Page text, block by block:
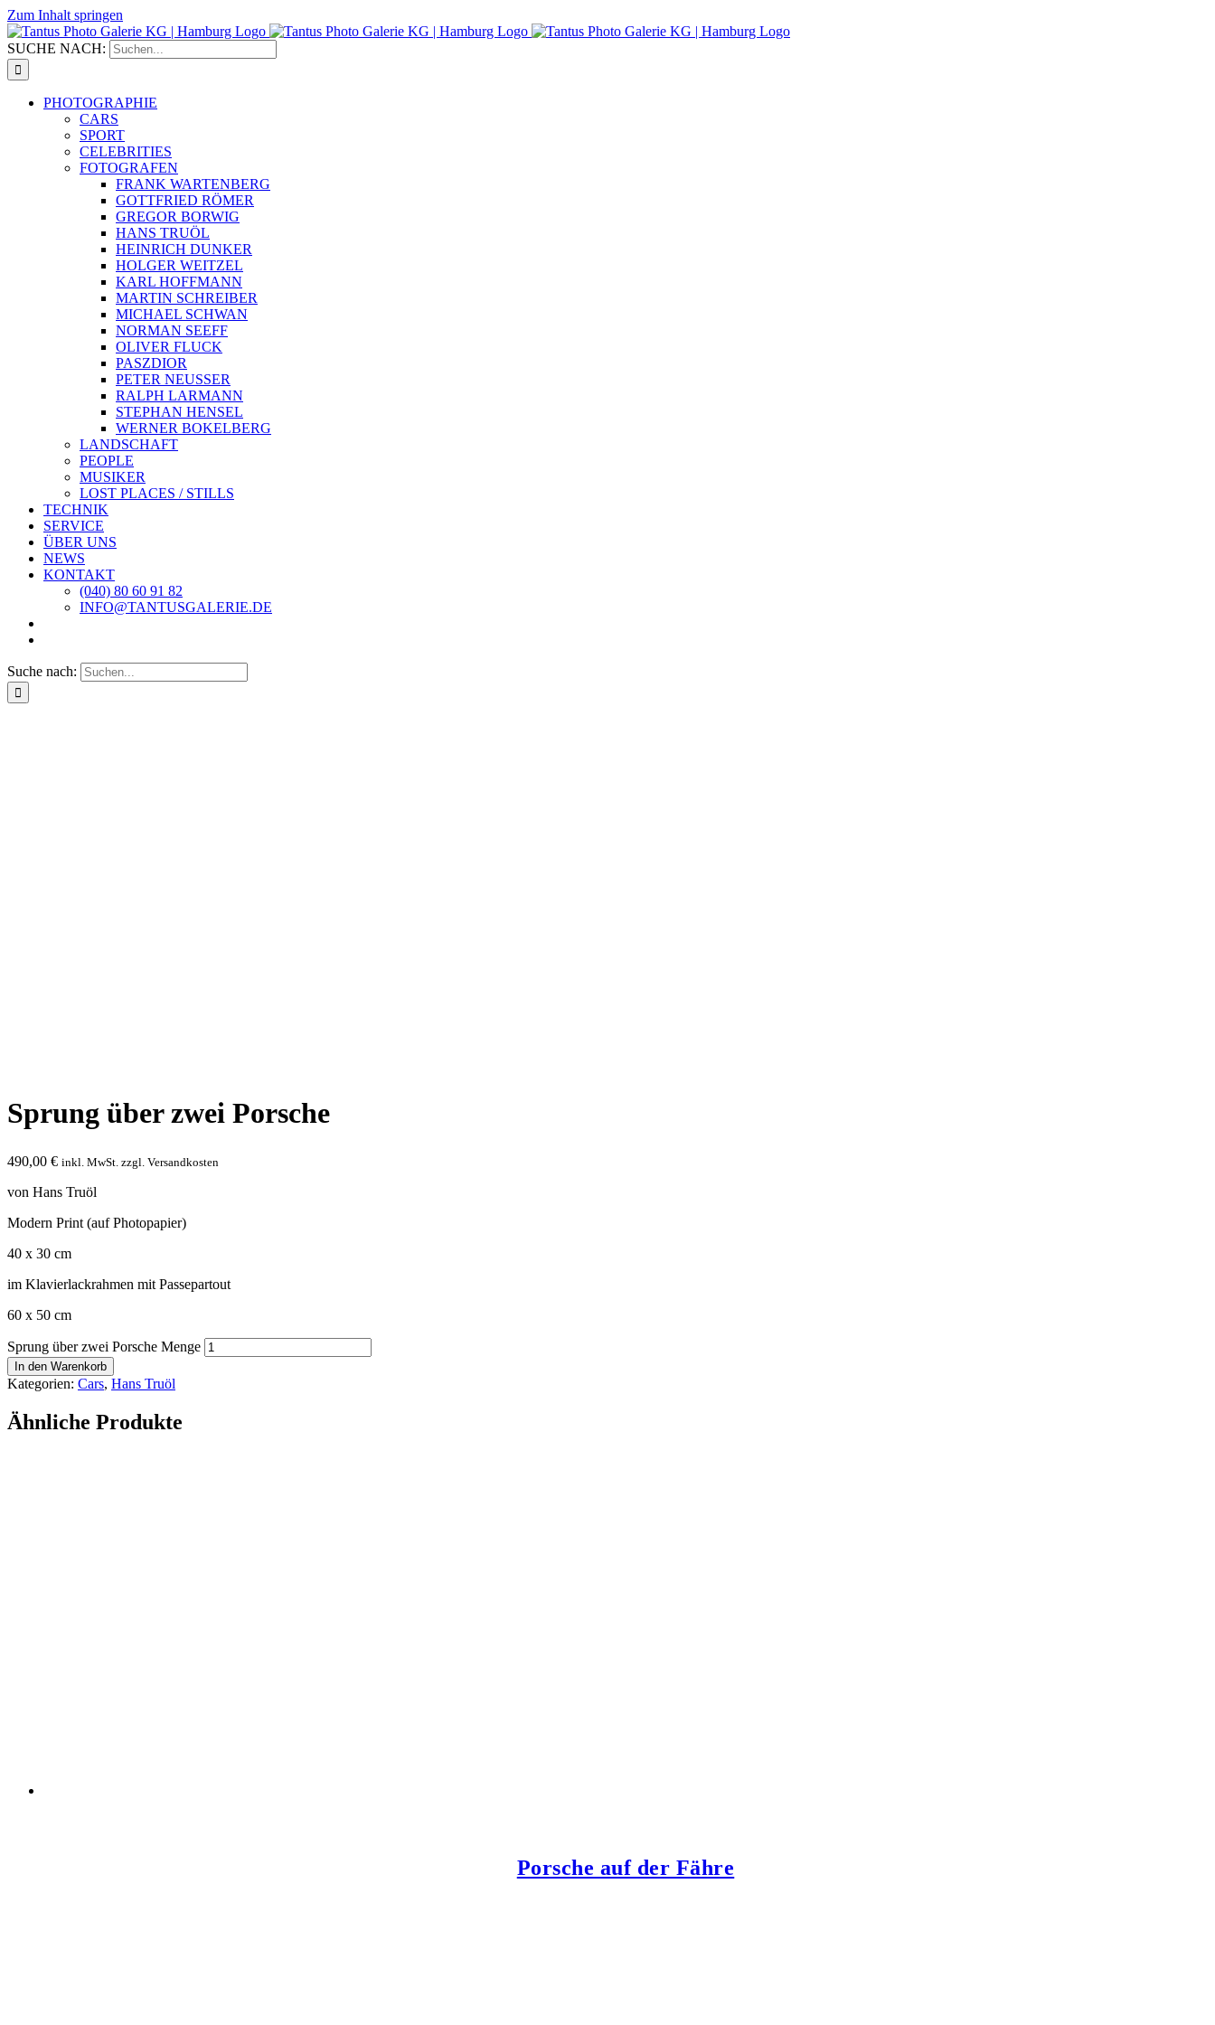
Zum Inhalt springen
SUCHE NACH:
PHOTOGRAPHIE
CARS
SPORT
CELEBRITIES
FOTOGRAFEN
FRANK WARTENBERG
GOTTFRIED RÖMER
GREGOR BORWIG
HANS TRUÖL
HEINRICH DUNKER
HOLGER WEITZEL
KARL HOFFMANN
MARTIN SCHREIBER
MICHAEL SCHWAN
NORMAN SEEFF
OLIVER FLUCK
PASZDIOR
PETER NEUSSER
RALPH LARMANN
STEPHAN HENSEL
WERNER BOKELBERG
LANDSCHAFT
PEOPLE
MUSIKER
LOST PLACES / STILLS
TECHNIK
SERVICE
ÜBER UNS
NEWS
KONTAKT
(040) 80 60 91 82
INFO@TANTUSGALERIE.DE
Suche nach:
Sprung über zwei Porsche
490,00 € inkl. MwSt. zzgl. Versandkosten
von Hans Truöl
Modern Print (auf Photopapier)
40 x 30 cm
im Klavierlackrahmen mit Passepartout
60 x 50 cm
Sprung über zwei Porsche Menge
In den Warenkorb
Kategorien: Cars, Hans Truöl
Ähnliche Produkte
Porsche auf der Fähre